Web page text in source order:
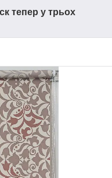
тепер у трьох